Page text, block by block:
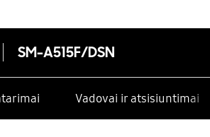
SM-A515F/DSN
Vadovai ir atsisiuntimai